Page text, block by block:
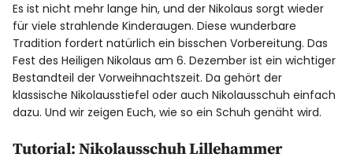
Es ist nicht mehr lange hin, und der Nikolaus sorgt wieder
für viele strahlende Kinderaugen. Diese wunderbare
Tradition fordert natürlich ein bisschen Vorbereitung. Das
Fest des Heiligen Nikolaus am 6. Dezember ist ein wichtiger
Bestandteil der Vorweihnachtszeit. Da gehört der
klassische Nikolausstiefel oder auch Nikolausschuh einfach
dazu. Und wir zeigen Euch, wie so ein Schuh genäht wird.
Tutorial: Nikolausschuh Lillehammer